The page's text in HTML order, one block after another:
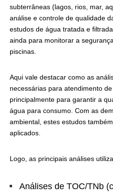
subterrâneas (lagos, rios, mar,
análise e controle de qualidade
estudos de água tratada e
ainda para monitorar a
piscinas.
Aqui vale destacar como as
necessárias para atendimento
principalmente para garantir a
água para consumo. Com as
ambiental, estes estudos
aplicados.
Logo, as principais análises
Análises de TOC/TNb